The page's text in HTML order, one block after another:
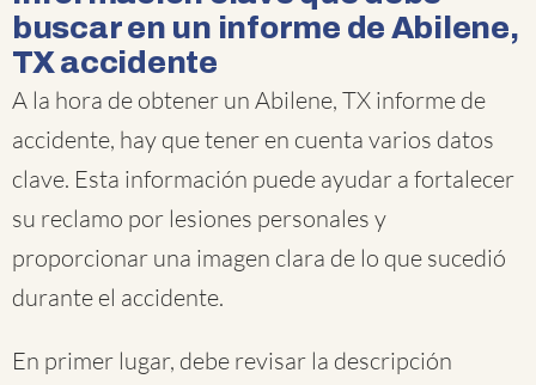
buscar en un informe de Abilene,
TX accidente
A la hora de obtener un Abilene, TX informe de
accidente, hay que tener en cuenta varios datos
clave. Esta información puede ayudar a fortalecer
su reclamo por lesiones personales y
proporcionar una imagen clara de lo que sucedió
durante el accidente.
En primer lugar, debe revisar la descripción